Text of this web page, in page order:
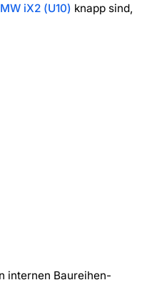
iX2 (U10) knapp sind,
internen Baureihen-